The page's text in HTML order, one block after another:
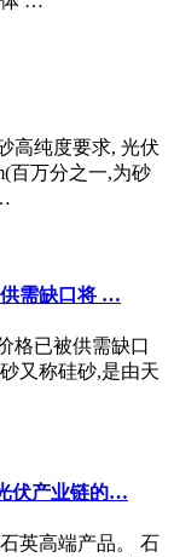
高纯度要求, 光伏
百万分之一,为砂
需缺口将 …
格已被供需缺口
又称硅砂,是由天
伏产业链的…
英高端产品。 石